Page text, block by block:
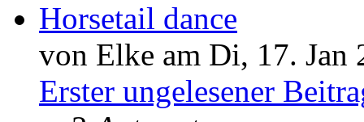
Horsetail dance
von Elke am Di, 17. Jan
Erster ungelesener